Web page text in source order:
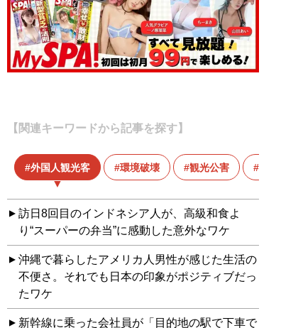
【関連キーワードから記事を探す】
外国人観光客 環境破壊 観光公害
訪日8回目のインドネシア人が、高級和食よ
り“スーパーの弁当”に感動した意外なワケ
沖縄で暮らしたアメリカ人男性が感じた生活の
不便さ。それでも日本の印象がポジティブだっ
たワケ
新幹線に乗った会社員が「目的地の駅で下車で